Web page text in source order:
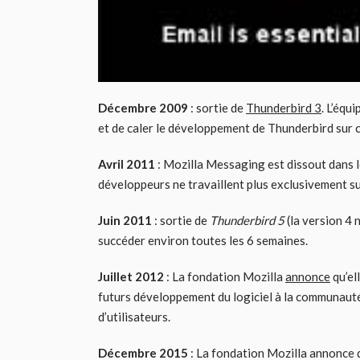
Décembre 2009 : sortie de Thunderbird 3.
et de caler le développement de Thunderbird sur
Avril 2011 : Mozilla Messaging est dissout dans
développeurs ne travaillent plus exclusivement
Juin 2011 : sortie de Thunderbird 5(la version 4
succéder environ toutes les 6 semaines.
Juillet 2012 : La fondation Mozilla annonce
futurs développement du logiciel à la
d’utilisateurs.
Décembre 2015 : La fondation Mozilla